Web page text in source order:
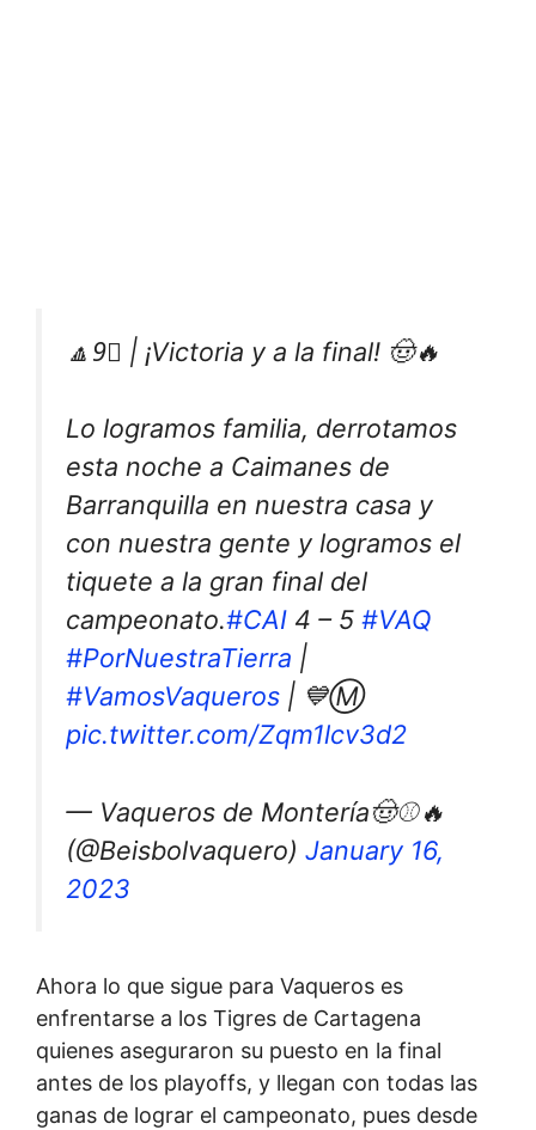
🔼9⃣ | ¡Victoria y a la final! 🤠🔥
Lo logramos familia, derrotamos
esta noche a Caimanes de
Barranquilla en nuestra casa y
con nuestra gente y logramos el
tiquete a la gran final del
campeonato.#CAI 4 – 5 #VAQ
#PorNuestraTierra |
#VamosVaqueros | 💙Ⓜ
pic.twitter.com/Zqm1lcv3d2
— Vaqueros de Montería🤠⚾🔥
(@Beisbolvaquero) January 16,
2023
Ahora lo que sigue para Vaqueros es
enfrentarse a los Tigres de Cartagena
quienes aseguraron su puesto en la final
antes de los playoffs, y llegan con todas las
ganas de lograr el campeonato, pues desde